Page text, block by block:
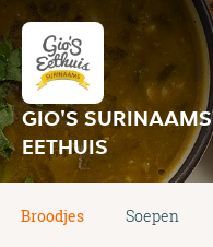
GIO'S SURINAAMS
EETHUIS
Broodjes Soepen